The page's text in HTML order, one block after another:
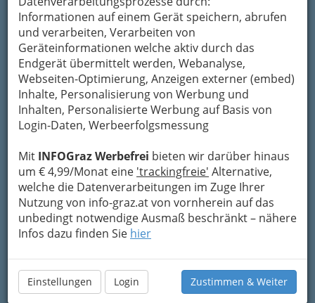
Informationen auf einem Gerät speichern, abrufen
und verarbeiten, Verarbeiten von
Geräteinformationen welche aktiv durch das
Endgerät übermittelt werden, Webanalyse,
Webseiten-Optimierung, Anzeigen externer (embed)
Inhalte, Personalisierung von Werbung und
Inhalten, Personalisierte Werbung auf Basis von
Login-Daten, Werbeerfolgsmessung
Mit INFOGraz Werbefrei bieten wir darüber hinaus
um € 4,99/Monat eine 'trackingfreie' Alternative,
welche die Datenverarbeitungen im Zuge Ihrer
Nutzung von info-graz.at von vornherein auf das
unbedingt notwendige Ausmaß beschränkt – nähere
Infos dazu finden Sie hier
Einstellungen Login Zustimmen & Weiter
2
Vladimir Czerweny
Ulmgasse 34, 8053 Graz-Neuhart
+43 316 262 017
+43 316 262 017
Karte & Routenplaner
Eintrag ändern
Kategorien
3
Han Anlagenbau Ges.m.b.H.
Exerzierplatzstraße 85, 8051 Graz-Gösting
+43 316 686 550-0
+43 316 686 550-13
E-Mail
Karte & Routenplaner
Eintrag ändern
Kategorien